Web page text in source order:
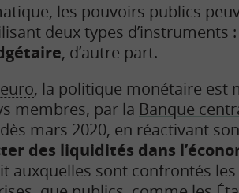
les pouvoirs publics
deux types d’instruments
, d’autre part.
, la politique monétaire est
membres, par la Banque
mars 2020, en réactivant son
des liquidités dans
auxquelles sont confrontés